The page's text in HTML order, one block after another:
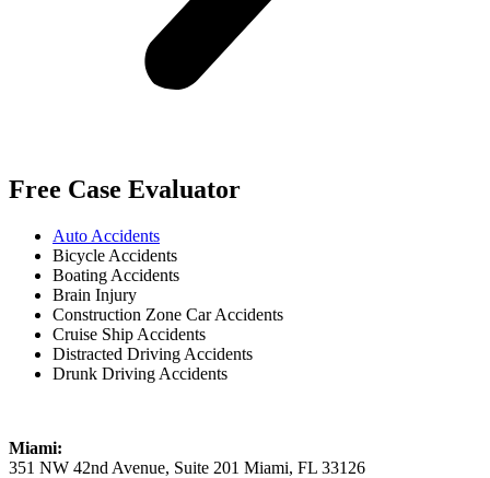
Free Case Evaluator
Auto Accidents
Bicycle Accidents
Boating Accidents
Brain Injury
Construction Zone Car Accidents
Cruise Ship Accidents
Distracted Driving Accidents
Drunk Driving Accidents
Miami:
351 NW 42nd Avenue, Suite 201 Miami, FL 33126